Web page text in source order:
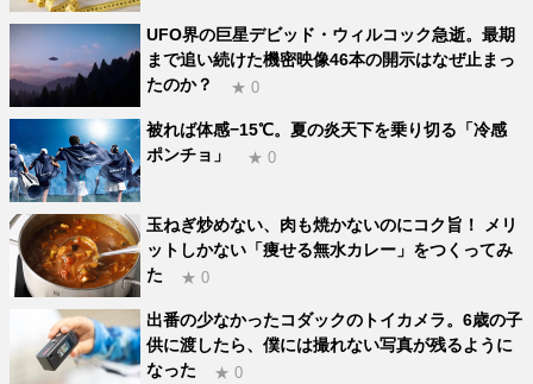
UFO界の巨星デビッド・ウィルコック急逝。最期
まで追い続けた機密映像46本の開示はなぜ止まっ
たのか？
★ 0
被れば体感−15℃。夏の炎天下を乗り切る「冷感
ポンチョ」
★ 0
玉ねぎ炒めない、肉も焼かないのにコク旨！ メリ
ットしかない「痩せる無水カレー」をつくってみ
た
★ 0
出番の少なかったコダックのトイカメラ。6歳の子
供に渡したら、僕には撮れない写真が残るように
なった
★ 0